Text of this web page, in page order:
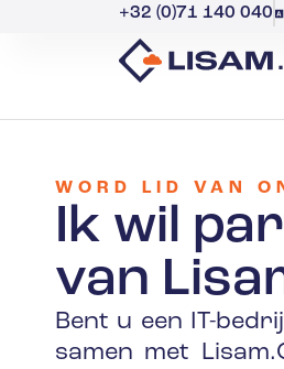
+32 (0)71 140 040
WORD LID VAN
Ik wil
van
Bent u een IT-
samen met